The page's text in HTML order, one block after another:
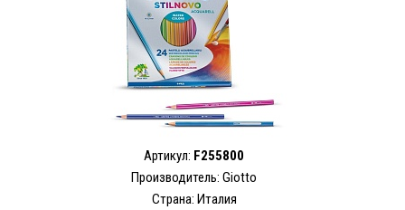
Артикул: F255800
Производитель: Giotto
Страна: Италия